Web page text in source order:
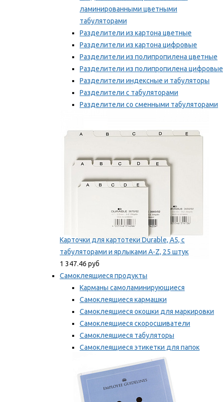
ламинированными цветными
табуляторами
Разделители из картона цветные
Разделители из картона цифровые
Разделители из полипропилена цветные
Разделители из полипропилена цифровые
Разделители индексные и табуляторы
Разделители с табуляторами
Разделители со сменными табуляторами
Карточки для картотеки Durable, A5, с
табуляторами и ярлыками A-Z, 25 штук
1 347.46 руб
Самоклеящиеся продукты
Карманы самоламинирующиеся
Самоклеящиеся кармашки
Самоклеящиеся окошки для маркировки
Самоклеящиеся скоросшиватели
Самоклеящиеся табуляторы
Самоклеящиеся этикетки для папок
Таблички для маркировки
Мы рекомендуем